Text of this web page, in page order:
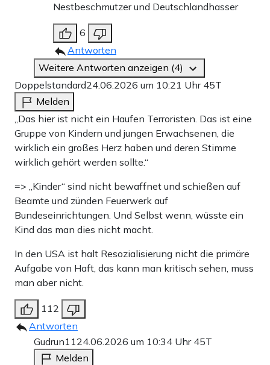
Nestbeschmutzer und Deutschlandhasser
6
Antworten
Weitere Antworten anzeigen (4)
Doppelstandard24.06.2026 um 10:21 Uhr 45T
Melden
„Das hier ist nicht ein Haufen Terroristen. Das ist eine
Gruppe von Kindern und jungen Erwachsenen, die
wirklich ein großes Herz haben und deren Stimme
wirklich gehört werden sollte.“
=> „Kinder“ sind nicht bewaffnet und schießen auf
Beamte und zünden Feuerwerk auf
Bundeseinrichtungen. Und Selbst wenn, wüsste ein
Kind das man dies nicht macht.
In den USA ist halt Resozialisierung nicht die primäre
Aufgabe von Haft, das kann man kritisch sehen, muss
man aber nicht.
112
Antworten
Gudrun1124.06.2026 um 10:34 Uhr 45T
Melden